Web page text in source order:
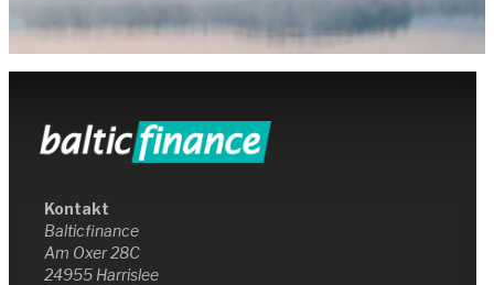
Kontakt
Balticfinance
Am Oxer 28C
24955 Harrislee